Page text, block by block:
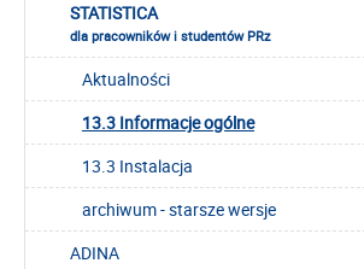
STATISTICA
dla pracowników i studentów PRz
Aktualności
13.3 Informacje ogólne
13.3 Instalacja
archiwum - starsze wersje
ADINA